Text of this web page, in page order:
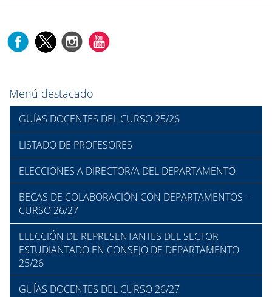
Menú destacado
GUÍAS DOCENTES DEL CURSO 25/26
LISTADO DE PROFESORES
ELECCIONES A DIRECTOR/A DEL DEPARTAMENTO
BECAS DE COLABORACIÓN CON DEPARTAMENTOS -
CURSO 26/27
ELECCIÓN DE REPRESENTANTES DEL SECTOR
ESTUDIANTADO EN CONSEJO DE DEPARTAMENTO
25/26
GUÍAS DOCENTES DEL CURSO 26/27